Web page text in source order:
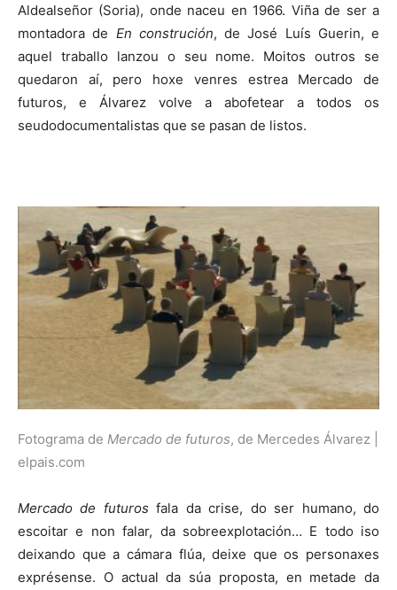
Aldealseñor (Soria), onde naceu en 1966. Viña de ser a
montadora de En construción, de José Luís Guerin, e
aquel traballo lanzou o seu nome. Moitos outros se
quedaron aí, pero hoxe venres estrea Mercado de
futuros, e Álvarez volve a abofetear a todos os
seudodocumentalistas que se pasan de listos.
Fotograma de Mercado de futuros, de Mercedes Álvarez |
elpais.com
Mercado de futuros fala da crise, do ser humano, do
escoitar e non falar, da sobreexplotación… E todo iso
deixando que a cámara flúa, deixe que os personaxes
exprésense. O actual da súa proposta, en metade da